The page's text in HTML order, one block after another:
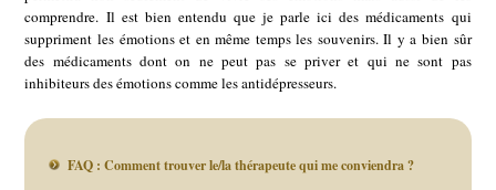
comprendre. Il est bien entendu que je parle ici des médicaments qui
suppriment les émotions et en même temps les souvenirs. Il y a bien sûr
des médicaments dont on ne peut pas se priver et qui ne sont pas
inhibiteurs des émotions comme les antidépresseurs.
FAQ : Comment trouver le/la thérapeute qui me conviendra ?